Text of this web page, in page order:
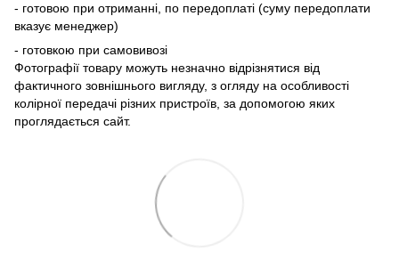
- готовою при отриманні, по передоплаті (суму передоплати
вказує менеджер)
- готовкою при самовивозі
Фотографії товару можуть незначно відрізнятися від
фактичного зовнішнього вигляду, з огляду на особливості
колірної передачі різних пристроїв, за допомогою яких
проглядається сайт.